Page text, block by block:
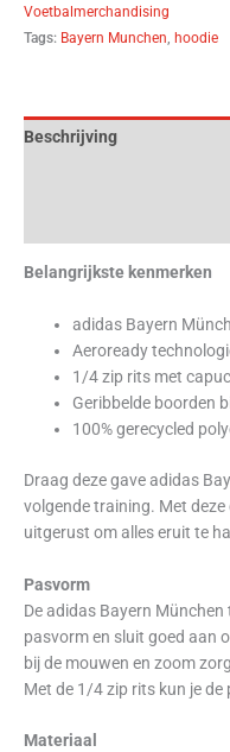
Voetbalmerchandising
Tags: Bayern Munchen, hoodie
Beschrijving
Belangrijkste kenmerken
adidas Bayern
Aeroready
1/4 zip rits met
Geribbelde boorden
100% gerecycled
Draag deze gave adidas
volgende training. Met
uitgerust om alles eruit te
Pasvorm
De adidas Bayern
pasvorm en sluit goed aan
bij de mouwen en zoom
Met de 1/4 zip rits kun je
Materiaal